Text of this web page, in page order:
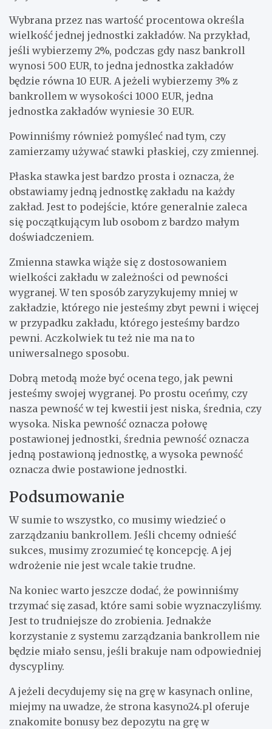
Wybrana przez nas wartość procentowa określa
wielkość jednej jednostki zakładów. Na przykład,
jeśli wybierzemy 2%, podczas gdy nasz bankroll
wynosi 500 EUR, to jedna jednostka zakładów
będzie równa 10 EUR. A jeżeli wybierzemy 3% z
bankrollem w wysokości 1000 EUR, jedna
jednostka zakładów wyniesie 30 EUR.
Powinniśmy również pomyśleć nad tym, czy
zamierzamy używać stawki płaskiej, czy zmiennej.
Płaska stawka jest bardzo prosta i oznacza, że
obstawiamy jedną jednostkę zakładu na każdy
zakład. Jest to podejście, które generalnie zaleca
się początkującym lub osobom z bardzo małym
doświadczeniem.
Zmienna stawka wiąże się z dostosowaniem
wielkości zakładu w zależności od pewności
wygranej. W ten sposób zaryzykujemy mniej w
zakładzie, którego nie jesteśmy zbyt pewni i więcej
w przypadku zakładu, którego jesteśmy bardzo
pewni. Aczkolwiek tu też nie ma na to
uniwersalnego sposobu.
Dobrą metodą może być ocena tego, jak pewni
jesteśmy swojej wygranej. Po prostu oceńmy, czy
nasza pewność w tej kwestii jest niska, średnia, czy
wysoka. Niska pewność oznacza połowę
postawionej jednostki, średnia pewność oznacza
jedną postawioną jednostkę, a wysoka pewność
oznacza dwie postawione jednostki.
Podsumowanie
W sumie to wszystko, co musimy wiedzieć o
zarządzaniu bankrollem. Jeśli chcemy odnieść
sukces, musimy zrozumieć tę koncepcję. A jej
wdrożenie nie jest wcale takie trudne.
Na koniec warto jeszcze dodać, że powinniśmy
trzymać się zasad, które sami sobie wyznaczyliśmy.
Jest to trudniejsze do zrobienia. Jednakże
korzystanie z systemu zarządzania bankrollem nie
będzie miało sensu, jeśli brakuje nam odpowiedniej
dyscypliny.
A jeżeli decydujemy się na grę w kasynach online,
miejmy na uwadze, że strona kasyno24.pl oferuje
znakomite bonusy bez depozytu na grę w